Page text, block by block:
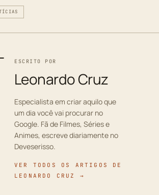
ESCRITO POR
Leonardo Cruz
Especialista em criar aquilo que
um dia você vai procurar no
Google. Fã de Filmes, Séries e
Animes, escreve diariamente no
Deveserisso.
VER TODOS OS ARTIGOS DE
LEONARDO CRUZ →